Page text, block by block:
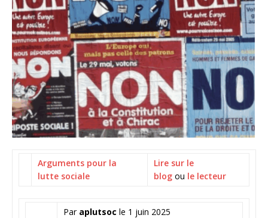
Arguments pour la
lutte sociale
Lire sur le
blog ou le lecteur
Par aplutsoc le 1 juin 2025